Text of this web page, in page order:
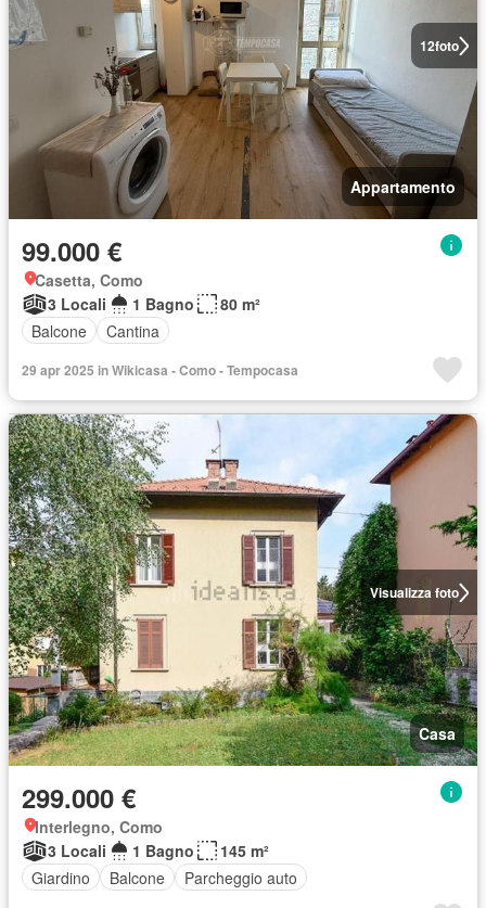
12foto
Appartamento
99.000 €
Casetta, Como
3 Locali
1 Bagno
80 m²
Balcone
Cantina
29 apr 2025 in Wikicasa - Como - Tempocasa
Visualizza foto
Casa
299.000 €
Interlegno, Como
3 Locali
1 Bagno
145 m²
Giardino
Balcone Parcheggio auto